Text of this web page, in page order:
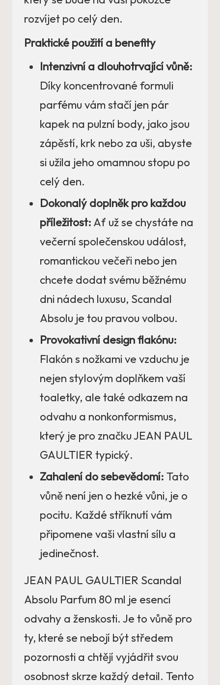
rozvíjet po celý den.
Praktické použití a benefity
Intenzivní a dlouhotrvající vůně:
Díky koncentrované formuli
parfému vám stačí jen pár
kapek na pulzní body, jako jsou
zápěstí, krk nebo za uši, abyste
si užila jeho omamnou stopu po
celý den.
Dokonalý doplněk pro každou
příležitost: Ať už se chystáte na
večerní společenskou událost,
romantickou večeři nebo jen
chcete dodat svému běžnému
dni nádech luxusu, Scandal
Absolu je tou pravou volbou.
Provokativní design flakónu:
Flakón s nožkami ve vzduchu je
nejen stylovým doplňkem vaší
toaletky, ale také odkazem na
odvahu a nonkonformismus,
který je pro značku JEAN PAUL
GAULTIER typický.
Zahalení do sebevědomí: Tato
vůně není jen o hezké vůni, je o
pocitu. Každé stříknutí vám
připomene vaši vlastní sílu a
jedinečnost.
JEAN PAUL GAULTIER Scandal
Absolu Parfum 80 ml je esencí
odvahy a ženskosti. Je to vůně pro
ty, které se nebojí být středem
pozornosti a chtějí vyjádřit svou
osobnost skrze každý detail. Tento